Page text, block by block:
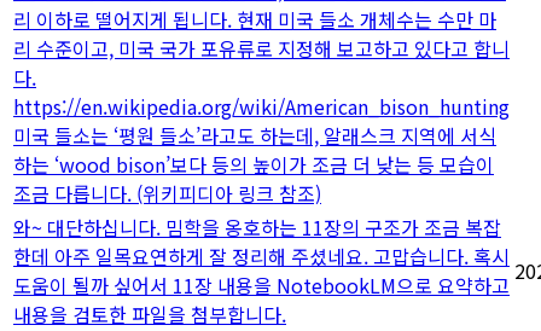
리 이하로 떨어지게 됩니다. 현재 미국 들소 개체수는 수만 마
리 수준이고, 미국 국가 포유류로 지정해 보고하고 있다고 합니
다.
https://en.wikipedia.org/wiki/American_bison_hunting
미국 들소는 ‘평원 들소’라고도 하는데, 알래스크 지역에 서식
하는 ‘wood bison’보다 등의 높이가 조금 더 낮는 등 모습이
조금 다릅니다. (위키피디아 링크 참조)
와~ 대단하십니다. 밈학을 옹호하는 11장의 구조가 조금 복잡
한데 아주 일목요연하게 잘 정리해 주셨네요. 고맙습니다. 혹시
도움이 될까 싶어서 11장 내용을 NotebookLM으로 요약하고
내용을 검토한 파일을 첨부합니다.